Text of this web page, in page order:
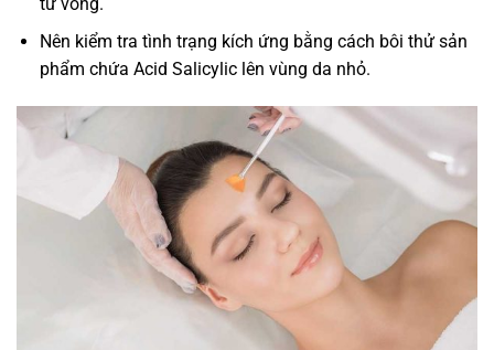
Nên kiểm tra tình trạng kích ứng bằng cách bôi thử sản
phẩm chứa Acid Salicylic lên vùng da nhỏ.